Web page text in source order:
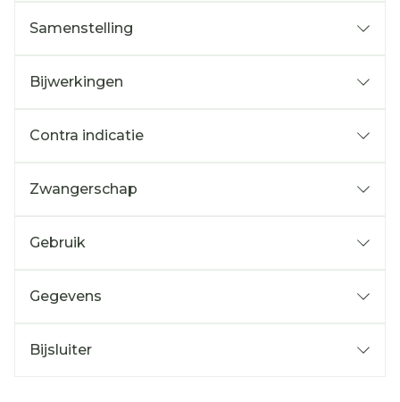
Samenstelling
Bijwerkingen
Contra indicatie
Zwangerschap
Gebruik
Gegevens
Bijsluiter